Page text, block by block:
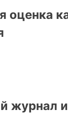
оценка
журнал